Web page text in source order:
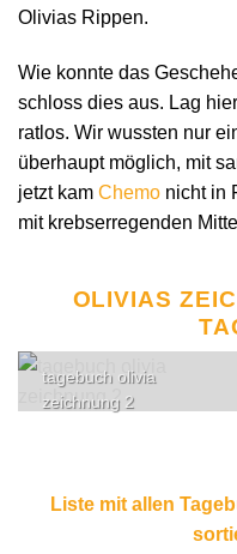
Olivias Rippen.
Wie konnte das
schloss dies aus. Lag
ratlos. Wir wussten nur
überhaupt möglich, mit
jetzt kam Chemo nicht in
mit krebserregenden
OLIVIAS
tagebuch olivia
zeichnung 2
Liste mit allen